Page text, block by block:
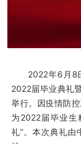
2022年6月8
2022届毕业典礼
举行。因疫情防
为2022届毕业生
礼”。本次典礼由